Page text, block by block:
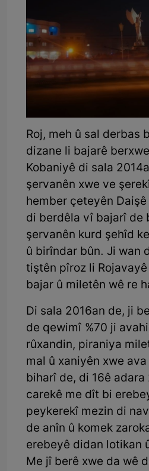
Roj, meh û sal derbas
dizane li bajarê
Kobaniyê di sala
şervanên xwe ve
hember çeteyên
di berdêla vî bajarî de
şervanên kurd şehîd
û birîndar bûn. Ji wan
tiştên pîroz li
bajar û miletên wê re
Di sala 2016an de, ji
de qewimî %70 ji
rûxandin, piraniya
mal û xaniyên xwe
biharî de, di 16ê adara
carekê me dît bi
peykerekî mezin di
de anîn û komek
erebeyê didan lotikan
Me jî berê xwe da wê